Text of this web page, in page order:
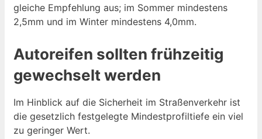
gleiche Empfehlung aus; im Sommer mindestens
2,5mm und im Winter mindestens 4,0mm.
Autoreifen sollten frühzeitig
gewechselt werden
Im Hinblick auf die Sicherheit im Straßenverkehr ist
die gesetzlich festgelegte Mindestprofiltiefe ein viel
zu geringer Wert.